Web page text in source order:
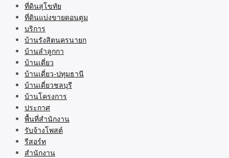
ที่ดินสุโขทัย
ที่ดินแบ่งขายดอนตูม
บริการ
บ้านรังสิตนครนายก
บ้านลำลูกกา
บ้านเดี่ยว
บ้านเดี่ยว-ปทุมธานี
บ้านเดี่ยวชลบุรี
บ้านโครงการ
ประกาศ
พื้นที่สำนักงาน
รับจ้างโพสต์
รีสอร์ท
สำนักงาน